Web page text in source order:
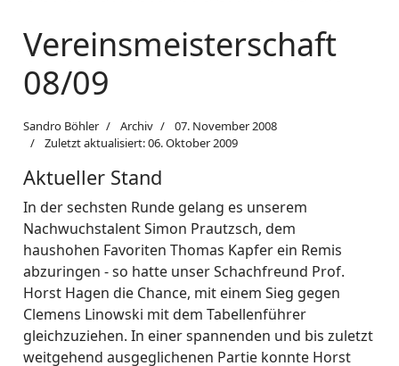
Vereinsmeisterschaft
08/09
Sandro Böhler Archiv
07. November 2008
Zuletzt aktualisiert: 06. Oktober 2009
Aktueller Stand
In der sechsten Runde gelang es unserem
Nachwuchstalent Simon Prautzsch, dem
haushohen Favoriten Thomas Kapfer ein Remis
abzuringen - so hatte unser Schachfreund Prof.
Horst Hagen die Chance, mit einem Sieg gegen
Clemens Linowski mit dem Tabellenführer
gleichzuziehen. In einer spannenden und bis zuletzt
weitgehend ausgeglichenen Partie konnte Horst